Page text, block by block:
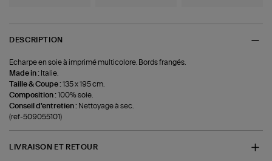
DESCRIPTION
Echarpe en soie à imprimé multicolore. Bords frangés.
Made in : Italie.
Taille & Coupe :135 x 195 cm.
Composition :100% soie.
Conseil d'entretien : Nettoyage à sec.
(ref-509055101)
LIVRAISON ET RETOUR